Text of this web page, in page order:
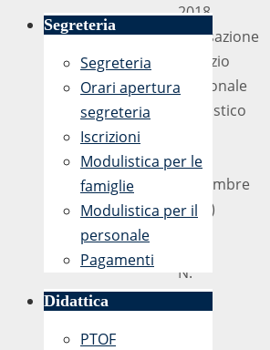
2018
(Cessazione
servizio
personale
scolastico
1
settembre
2019)
N.
5328
Segreteria
Segreteria
Orari apertura
segreteria
Iscrizioni
Modulistica per le
famiglie
Modulistica per il
personale
Pagamenti
Didattica
PTOF